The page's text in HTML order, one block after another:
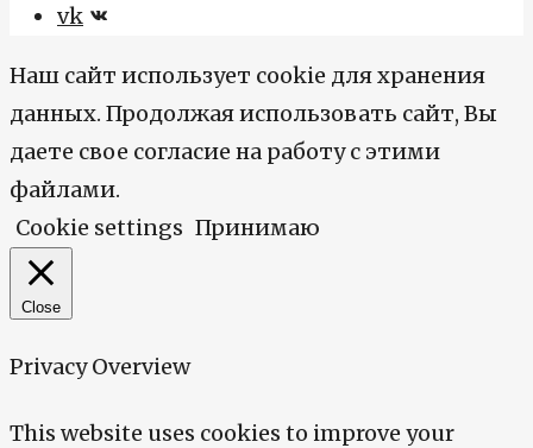
vk
Наш сайт использует cookie для хранения
данных. Продолжая использовать сайт, Вы
даете свое согласие на работу с этими
файлами.
Cookie settings Принимаю
Close
Privacy Overview
This website uses cookies to improve your